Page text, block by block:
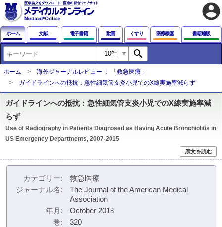
account_circle
ホーム 文献 電子書籍 動画 くすり 医療機器 書籍通販
search
ホーム
海外ジャーナルレビュー ： 「救急医療」
ガイドラインへの抵抗：急性細気管支炎小児でのX線実施率減らず
ガイドラインへの抵抗：急性細気管支炎小児でのX線実施率減
らず
Use of Radiography in Patients Diagnosed as Having Acute Bronchiolitis in
US Emergency Departments, 2007-2015
原文を読む
カテゴリー
救急医療
ジャーナル名
The Journal of the American Medical
Association
年月
October 2018
巻
320